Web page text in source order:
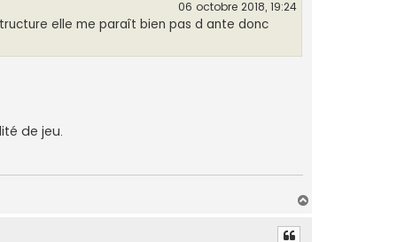
06 octobre 2018, 19:24
elle me paraît bien pas d ante donc
de jeu.